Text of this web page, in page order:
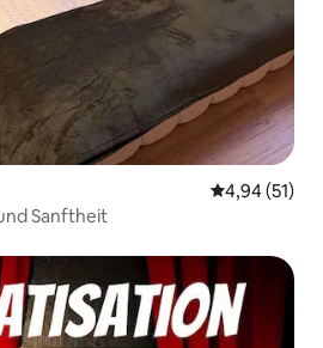
4,94 (51)
Sanftheit